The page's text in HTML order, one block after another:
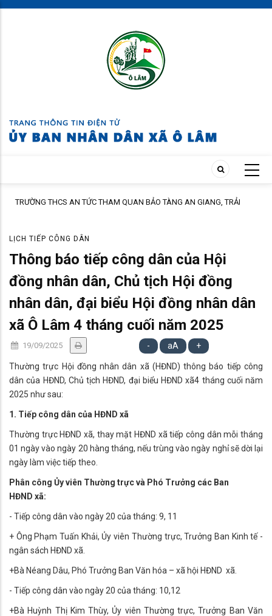
Skip
TRƯỜNG THCS AN TỨC THAM QUAN BẢO TÀNG AN GIANG, TRẢI
LỊCH TIẾP CÔNG DÂN
Thông báo tiếp công dân của Hội
đồng nhân dân, Chủ tịch Hội đồng
nhân dân, đại biểu Hội đồng nhân dân
xã Ô Lâm 4 tháng cuối năm 2025
19/09/2025 - aA +
Thường trực Hội đồng nhân dân xã (HĐND) thông báo tiếp công
dân của HĐND, Chủ tịch HĐND, đại biểu HĐND xã4 tháng cuối năm
2025 như sau:
1. Tiếp công dân của HĐND xã
Thường trực HĐND xã, thay mặt HĐND xã tiếp công dân mỗi tháng
01 ngày vào ngày 20 hàng tháng, nếu trùng vào ngày nghỉ sẽ dời lại
ngày làm việc tiếp theo.
Phân công Ủy viên Thường trực và Phó Trưởng các Ban
HĐND xã:
- Tiếp công dân vào ngày 20 của tháng: 9, 11
+ Ông Phạm Tuấn Khải, Ủy viên Thường trực, Trưởng Ban Kinh tế -
ngân sách HĐND xã.
+Bà Néang Dâu, Phó Trưởng Ban Văn hóa – xã hội HĐND xã.
- Tiếp công dân vào ngày 20 của tháng: 10,12
+Bà Huỳnh Thị Kim Thùy, Ủy viên Thường trực, Trưởng Ban Văn